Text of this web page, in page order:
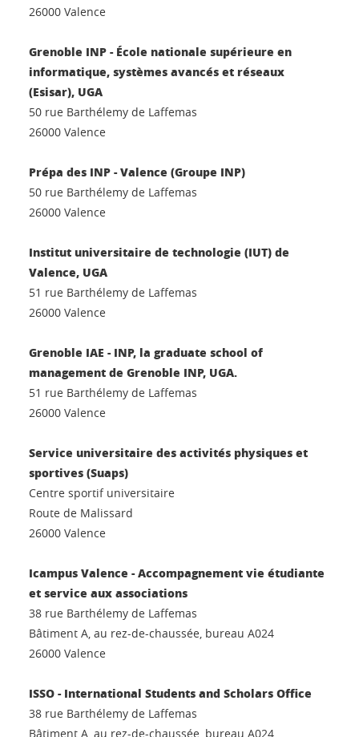
26000 Valence
Grenoble INP - École nationale supérieure en
informatique, systèmes avancés et réseaux
(Esisar), UGA
50 rue Barthélemy de Laffemas
26000 Valence
Prépa des INP - Valence (Groupe INP)
50 rue Barthélemy de Laffemas
26000 Valence
Institut universitaire de technologie (IUT) de
Valence, UGA
51 rue Barthélemy de Laffemas
26000 Valence
Grenoble IAE - INP, la graduate school of
management de Grenoble INP, UGA.
51 rue Barthélemy de Laffemas
26000 Valence
Service universitaire des activités physiques et
sportives (Suaps)
Centre sportif universitaire
Route de Malissard
26000 Valence
Icampus Valence - Accompagnement vie étudiante
et service aux associations
38 rue Barthélemy de Laffemas
Bâtiment A, au rez-de-chaussée, bureau A024
26000 Valence
ISSO - International Students and Scholars Office
38 rue Barthélemy de Laffemas
Bâtiment A, au rez-de-chaussée, bureau A024